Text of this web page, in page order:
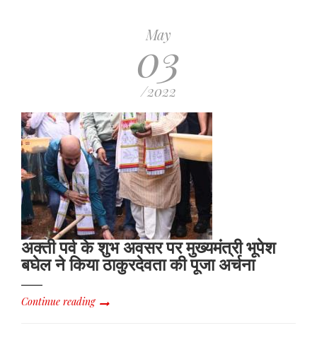
May
03
/2022
अक्ती पर्व के शुभ अवसर पर मुख्यमंत्री भूपेश
बघेल ने किया ठाकुरदेवता की पूजा अर्चना
Continue reading